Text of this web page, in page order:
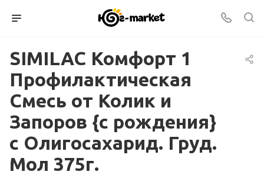
SIMILAC Комфорт 1
Профилактическая
Смесь от Колик и
Запоров {с рождения}
с Олигосахарид. Груд.
Мол 375г.